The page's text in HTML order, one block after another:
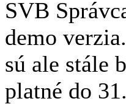
SVB
demo
sú ale stále
platné do